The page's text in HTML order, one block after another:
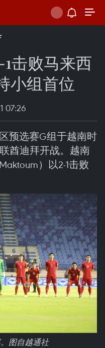
击败马来西
小组首位
07:26
预选赛G组于越南时
酋迪拜开战。越南
）以2-1击败
图自越通社